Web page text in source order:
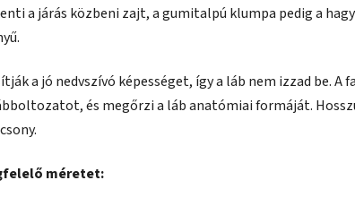
a járás közbeni zajt, a gumitalpú klumpa pedig a
a jó nedvszívó képességet, így a láb nem izzad be. A
és megőrzi a láb anatómiai formáját.
méretet: